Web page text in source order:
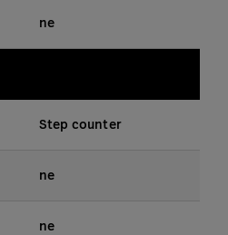
ne
Step counter
ne
ne